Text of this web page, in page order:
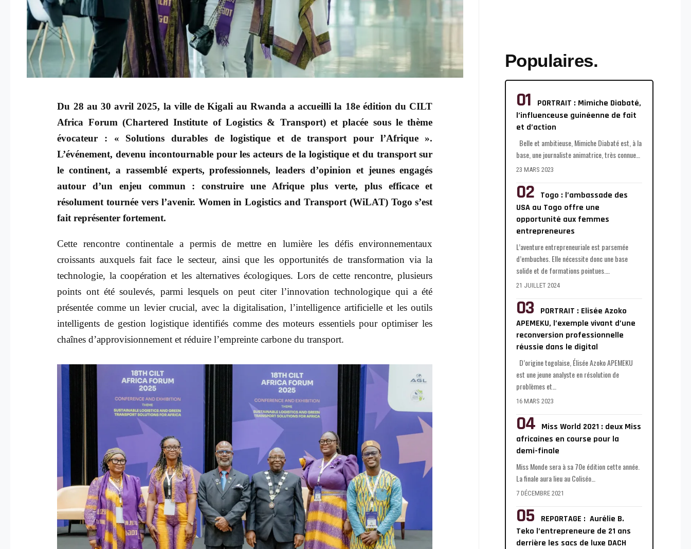
Du 28 au 30 avril 2025, la ville de Kigali au Rwanda a accueilli la 18e édition du CILT
Africa Forum (Chartered Institute of Logistics & Transport) et placée sous le thème
évocateur : « Solutions durables de logistique et de transport pour l’Afrique ».
L’événement, devenu incontournable pour les acteurs de la logistique et du transport sur
le continent, a rassemblé experts, professionnels, leaders d’opinion et jeunes engagés
autour d’un enjeu commun : construire une Afrique plus verte, plus efficace et
résolument tournée vers l’avenir. Women in Logistics and Transport (WiLAT) Togo s’est
fait représenter fortement.
Cette rencontre continentale a permis de mettre en lumière les défis environnementaux
croissants auxquels fait face le secteur, ainsi que les opportunités de transformation via la
technologie, la coopération et les alternatives écologiques. Lors de cette rencontre, plusieurs
points ont été soulevés, parmi lesquels on peut citer l’innovation technologique qui a été
présentée comme un levier crucial, avec la digitalisation, l’intelligence artificielle et les outils
intelligents de gestion logistique identifiés comme des moteurs essentiels pour optimiser les
chaînes d’approvisionnement et réduire l’empreinte carbone du transport.
Populaires.
PORTRAIT : Mimiche Diabaté,
l’influenceuse guinéenne de fait
et d’action
Belle et ambitieuse, Mimiche Diabaté est, à la
base, une journaliste animatrice, très connue…
23 MARS 2023
Togo : l’ambassade des
USA au Togo offre une
opportunité aux femmes
entrepreneures
L’aventure entrepreneuriale est parsemée
d’embuches. Elle nécessite donc une base
solide et de formations pointues.
21 JUILLET 2024
PORTRAIT : Elisée Azoko
APEMEKU, l’exemple vivant d’une
reconversion professionnelle
réussie dans le digital
D’origine togolaise, Élisée Azoko APEMEKU
est une jeune analyste en résolution de
problèmes et
16 MARS 2023
Miss World 2021 : deux Miss
africaines en course pour la
demi-finale
Miss Monde sera à sa 70e édition cette année.
La finale aura lieu au Coliséo…
7 DÉCEMBRE 2021
REPORTAGE : Aurélie B.
Teko l’entrepreneure de 21 ans
derrière les sacs de luxe DACH